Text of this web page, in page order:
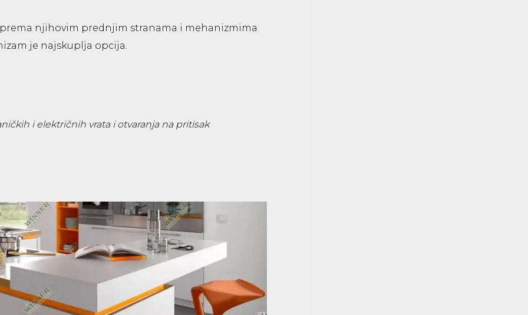
njihovim prednjim stranama i mehanizmima
je najskuplja opcija.
i električnih vrata i otvaranja na pritisak